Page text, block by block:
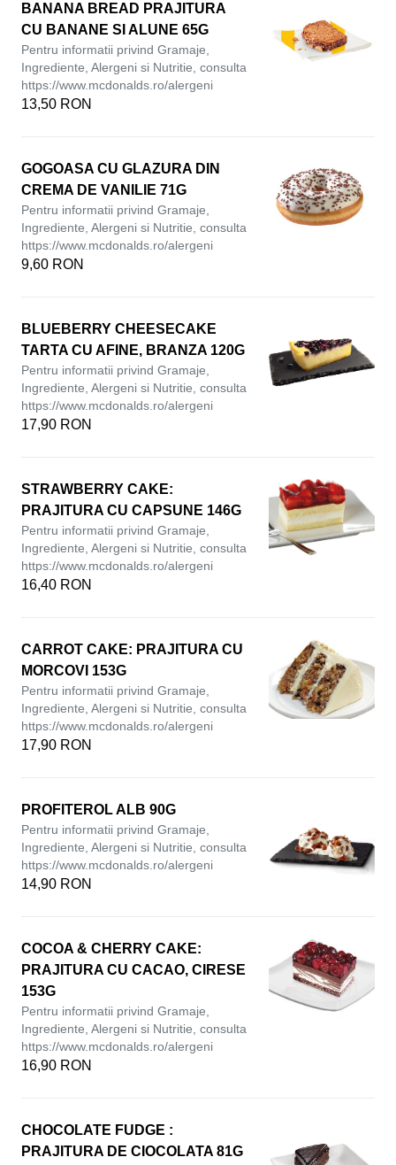
BANANA BREAD PRAJITURA
CU BANANE SI ALUNE 65G
Pentru informatii privind Gramaje,
Ingrediente, Alergeni si Nutritie, consulta
https://www.mcdonalds.ro/alergeni
13,50 RON
GOGOASA CU GLAZURA DIN
CREMA DE VANILIE 71G
Pentru informatii privind Gramaje,
Ingrediente, Alergeni si Nutritie, consulta
https://www.mcdonalds.ro/alergeni
9,60 RON
BLUEBERRY CHEESECAKE
TARTA CU AFINE, BRANZA 120G
Pentru informatii privind Gramaje,
Ingrediente, Alergeni si Nutritie, consulta
https://www.mcdonalds.ro/alergeni
17,90 RON
STRAWBERRY CAKE:
PRAJITURA CU CAPSUNE 146G
Pentru informatii privind Gramaje,
Ingrediente, Alergeni si Nutritie, consulta
https://www.mcdonalds.ro/alergeni
16,40 RON
CARROT CAKE: PRAJITURA CU
MORCOVI 153G
Pentru informatii privind Gramaje,
Ingrediente, Alergeni si Nutritie, consulta
https://www.mcdonalds.ro/alergeni
17,90 RON
PROFITEROL ALB 90G
Pentru informatii privind Gramaje,
Ingrediente, Alergeni si Nutritie, consulta
https://www.mcdonalds.ro/alergeni
14,90 RON
COCOA & CHERRY CAKE:
PRAJITURA CU CACAO, CIRESE
153G
Pentru informatii privind Gramaje,
Ingrediente, Alergeni si Nutritie, consulta
https://www.mcdonalds.ro/alergeni
16,90 RON
CHOCOLATE FUDGE :
PRAJITURA DE CIOCOLATA 81G